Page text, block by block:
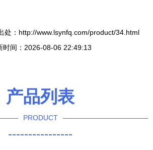
处：http://www.lsynfq.com/product/34.html
时间：2026-08-06 22:49:13
产品列表
PRODUCT
----------------